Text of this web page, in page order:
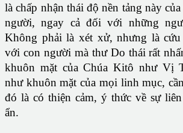
là chấp nhận thái độ nền tảng này
người, ngay cả đối với những
Không phải là xét xử, nhưng là
với con người mà thư Do thái rất
khuôn mặt của Chúa Kitô như Vị
như khuôn mặt của mọi linh mục,
đó là có thiện cảm, ý thức về sự
ẩn.